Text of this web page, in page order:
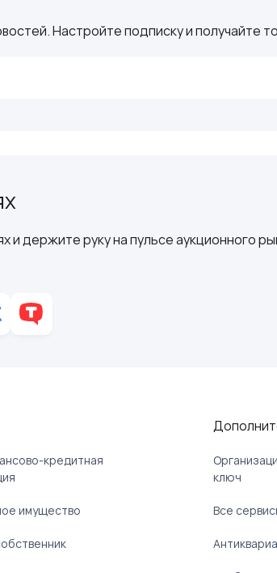
Настройте подписку и получайте
держите руку на пульсе аукционного
кредитная
имущество
ключ
Все